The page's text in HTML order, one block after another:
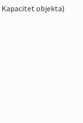
Kapacitet objekta)